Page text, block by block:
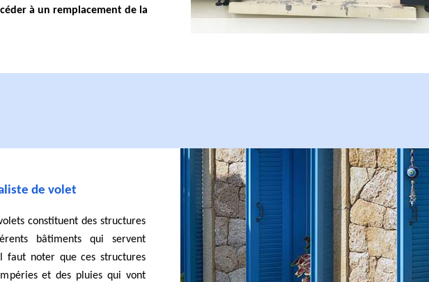
à un remplacement de la
de volet
constituent des structures
bâtiments qui servent
faut noter que ces structures
et des pluies qui vont